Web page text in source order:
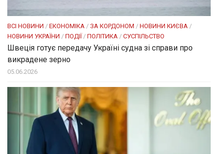
ВСІ НОВИНИ / ЕКОНОМІКА / ЗА КОРДОНОМ / НОВИНИ КИЄВА /
НОВИНИ УКРАЇНИ / ПОДІЇ / ПОЛІТИКА / СУСПІЛЬСТВО
Швеція готує передачу Україні судна зі справи про
викрадене зерно
05.06.2026